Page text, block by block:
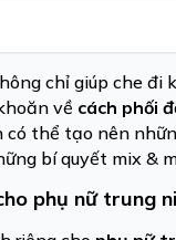
chỉ giúp che
về cách phối
có thể tạo nên
bí quyết mix &
phụ nữ trung